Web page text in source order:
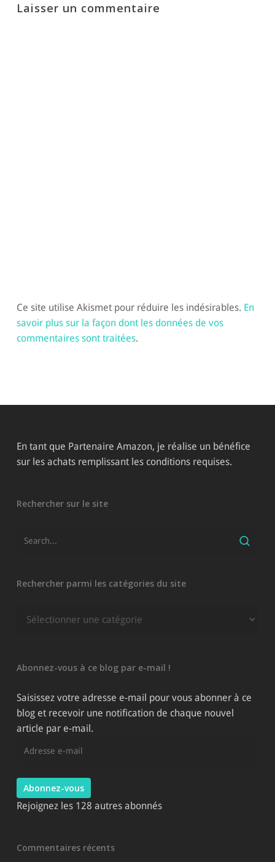
Laisser un commentaire
Ce site utilise Akismet pour réduire les indésirables. En
savoir plus sur la façon dont les données de vos
commentaires sont traitées.
En tant que Partenaire Amazon, je réalise un bénéfice
sur les achats remplissant les conditions requises.
Rechercher sur le site
Rechercher parmi les catégories du site
Rechercher
du
Abonnez-vous à ce blog par e-mail !
Saisissez votre adresse e-mail pour vous abonner à ce
blog et recevoir une notification de chaque nouvel
article par e-mail.
Abonnez-vous
Rejoignez les 128 autres abonnés
Commentaires récents